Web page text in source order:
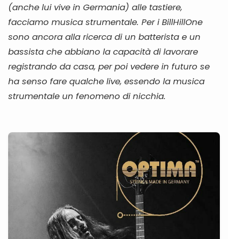
(anche lui vive in Germania) alle tastiere,
facciamo musica strumentale. Per i BillHillOne
sono ancora alla ricerca di un batterista e un
bassista che abbiano la capacità di lavorare
registrando da casa, per poi vedere in futuro se
ha senso fare qualche live, essendo la musica
strumentale un fenomeno di nicchia.